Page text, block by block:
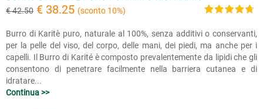
€ 42.50 € 38.25 (sconto 10%)
Burro di Karitè puro, naturale al 100%, senza additivi o conservanti,
per la pelle del viso, del corpo, delle mani, dei piedi, ma anche per i
capelli. Il Burro di Karité è composto prevalentemente da lipidi che gli
consentono di penetrare facilmente nella barriera cutanea e di
idratare...
Continua >>